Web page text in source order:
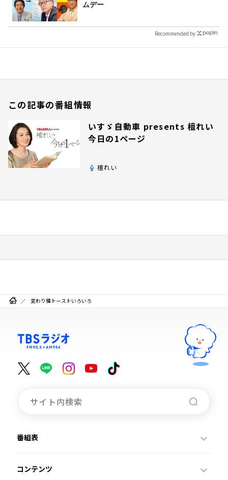
ムデー
Recommended by
この記事の番組情報
いすゞ自動車 presents 檀れい
今日の1ページ
檀れい
変わり種トーストいろいろ
番組表
コンテンツ